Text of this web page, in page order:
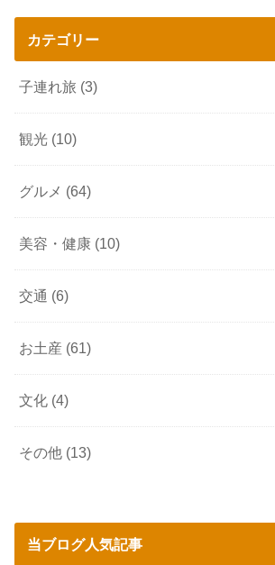
カテゴリー
子連れ旅 (3)
観光 (10)
グルメ (64)
美容・健康 (10)
交通 (6)
お土産 (61)
文化 (4)
その他 (13)
当ブログ人気記事